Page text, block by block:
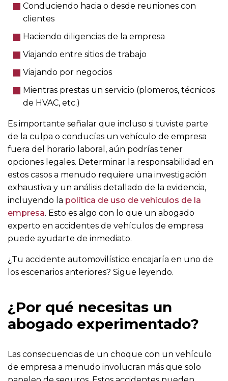
Conduciendo hacia o desde reuniones con
clientes
Haciendo diligencias de la empresa
Viajando entre sitios de trabajo
Viajando por negocios
Mientras prestas un servicio (plomeros, técnicos
de HVAC, etc.)
Es importante señalar que incluso si tuviste parte
de la culpa o conducías un vehículo de empresa
fuera del horario laboral, aún podrías tener
opciones legales. Determinar la responsabilidad en
estos casos a menudo requiere una investigación
exhaustiva y un análisis detallado de la evidencia,
incluyendo la política de uso de vehículos de la
empresa. Esto es algo con lo que un abogado
experto en accidentes de vehículos de empresa
puede ayudarte de inmediato.
¿Tu accidente automovilístico encajaría en uno de
los escenarios anteriores? Sigue leyendo.
¿Por qué necesitas un
abogado experimentado?
Las consecuencias de un choque con un vehículo
de empresa a menudo involucran más que solo